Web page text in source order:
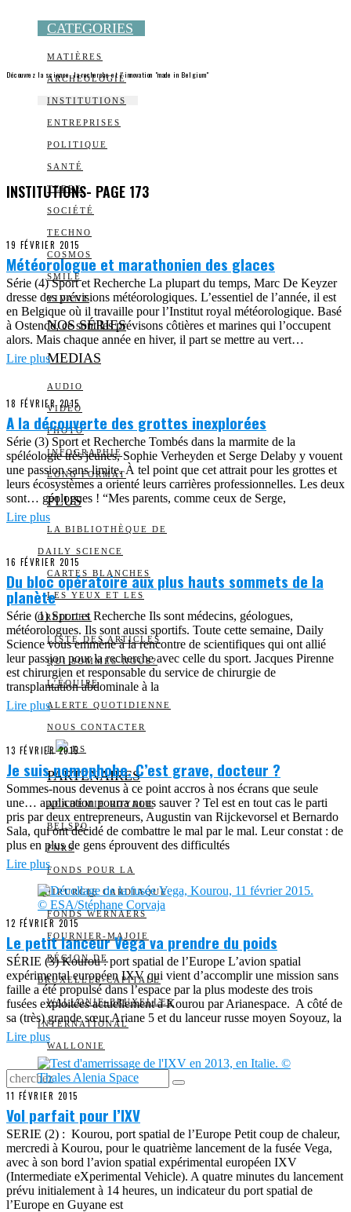
CATEGORIES
MATIÈRES
ARCHEOLOGIE
INSTITUTIONS
ENTREPRISES
POLITIQUE
SANTÉ
TERRE
SOCIÉTÉ
TECHNO
COSMOS
SMILE
VIVANT
NOS SÉRIES
MEDIAS
AUDIO
VIDÉO
PHOTO
INFOGRAPHIE
LONG FORMAT
PLUS
LA BIBLIOTHÈQUE DE
DAILY SCIENCE
CARTES BLANCHES
LES YEUX ET LES
OREILLES
LISTE DES ARTICLES
QUI SOMMES-NOUS?
L’ÉQUIPE
ALERTE QUOTIDIENNE
NOUS CONTACTER
I DS
PARTENAIRES
ACADÉMIE ROYALE
BELSPO
FNRS
FONDS POUR LA
CHIRURGIE CARDIAQUE
FONDS WERNAERS
FOURNIER-MAJOIE
RÉGION DE
BRUXELLES-CAPITALE
WALLONIE-BRUXELLES
INTERNATIONAL
WALLONIE
Découvrez la science, la recherche et l’innovation "made in Belgium"
INSTITUTIONS- PAGE 173
19 FÉVRIER 2015
Météorologue et marathonien des glaces
Série (4) Sport et Recherche La plupart du temps, Marc De Keyzer
dresse des prévisions météorologiques. L’essentiel de l’année, il est
en Belgique où il travaille pour l’Institut royal météorologique. Basé
à Ostende, ce sont les prévisons côtières et marines qui l’occupent
alors. Mais chaque année en hiver, il part se mettre au vert…
Lire plus
18 FÉVRIER 2015
A la découverte des grottes inexplorées
Série (3) Sport et Recherche Tombés dans la marmite de la
spéléologie très jeunes, Sophie Verheyden et Serge Delaby y vouent
une passion sans limite. À tel point que cet attrait pour les grottes et
leurs écosystèmes a orienté leurs carrières professionnelles. Les deux
sont… géologues ! “Mes parents, comme ceux de Serge,
Lire plus
16 FÉVRIER 2015
Du bloc opératoire aux plus hauts sommets de la
planète
Série (1) Sport et Recherche Ils sont médecins, géologues,
météorologues. Ils sont aussi sportifs. Toute cette semaine, Daily
Science vous emmène à la rencontre de scientifiques qui ont allié
leur passion pour la recherche avec celle du sport. Jacques Pirenne
est chirurgien et responsable du service de chirurgie de
transplantation abdominale à la
Lire plus
13 FÉVRIER 2015
Je suis nomophobe. C’est grave, docteur ?
Sommes-nous devenus à ce point accros à nos écrans que seule
une… application pourra nous sauver ? Tel est en tout cas le parti
pris par deux entrepreneurs, Augustin van Rijckevorsel et Bernardo
Sala, qui ont décidé de combattre le mal par le mal. Leur constat : de
plus en plus de gens éprouvent des difficultés
Lire plus
12 FÉVRIER 2015
Le petit lanceur Vega va prendre du poids
SÉRIE (3) Kourou : port spatial de l’Europe L’avion spatial
expérimental européen IXV qui vient d’accomplir une mission sans
faille a été propulsé dans l’espace par la plus modeste des trois
fusées exploitées actuellement à Kourou par Arianespace. A côté de
sa (très) grande sœur Ariane 5 et du lanceur russe moyen Soyouz, la
Lire plus
11 FÉVRIER 2015
Vol parfait pour l’IXV
SERIE (2) : Kourou, port spatial de l’Europe Petit coup de chaleur,
mercredi à Kourou, pour le quatrième lancement de la fusée Vega,
avec à son bord l’avion spatial expérimental européen IXV
(Intermediate eXperimental Vehicle). A quatre minutes du lancement
prévu initialement à 14 heures, un indicateur du port spatial de
l’Europe en Guyane est